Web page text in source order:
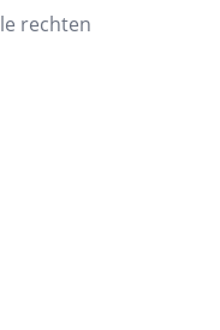
rechten